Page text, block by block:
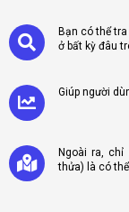
Bạn có thể
ở bất kỳ đâu
Giúp người
Ngoài ra,
thửa) là có